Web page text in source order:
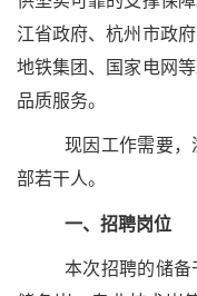
江省政府、杭州市政
地铁集团、国家电网
品质服务。
现因工作需要
部若干人。
一、招聘岗位
本次招聘的储